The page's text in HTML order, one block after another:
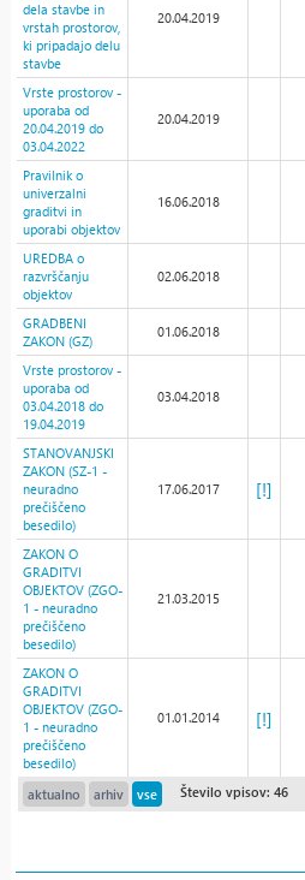
dela stavbe in
vrstah prostorov,
ki pripadajo delu
stavbe
20.04.2019
Vrste prostorov -
uporaba od
20.04.2019 do
03.04.2022
20.04.2019
Pravilnik o
univerzalni
graditvi in
uporabi objektov
16.06.2018
UREDBA o
razvrščanju
objektov
02.06.2018
GRADBENI
ZAKON (GZ)
01.06.2018
Vrste prostorov -
uporaba od
03.04.2018 do
19.04.2019
03.04.2018
STANOVANJSKI
ZAKON (SZ-1 -
neuradno
prečiščeno
besedilo)
17.06.2017 [!]
ZAKON O
GRADITVI
OBJEKTOV (ZGO-
1 - neuradno
prečiščeno
besedilo)
21.03.2015
ZAKON O
GRADITVI
OBJEKTOV (ZGO-
1 - neuradno
prečiščeno
besedilo)
01.01.2014 [!]
aktualno arhiv vse Število vpisov: 46